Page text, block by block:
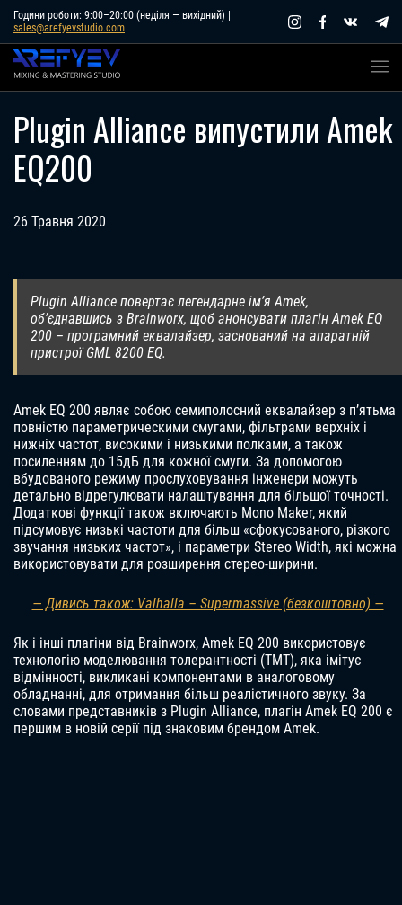
Skip
content
Години роботи: 9:00–20:00 (неділя — вихідний) |
sales@arefyevstudio.com
Plugin Alliance випустили Amek
EQ200
26 Травня 2020
Plugin Alliance повертає легендарне ім’я Amek,
об’єднавшись з Brainworx, щоб анонсувати плагін Amek EQ
200 – програмний еквалайзер, заснований на апаратній
пристрої GML 8200 EQ.
Amek EQ 200 являє собою семиполосний еквалайзер з п’ятьма
повністю параметрическими смугами, фільтрами верхніх і
нижніх частот, високими і низькими полками, а також
посиленням до 15дБ для кожної смуги. За допомогою
вбудованого режиму прослуховування інженери можуть
детально відрегулювати налаштування для більшої точності.
Додаткові функції також включають Mono Maker, який
підсумовує низькі частоти для більш «сфокусованого, різкого
звучання низьких частот», і параметри Stereo Width, які можна
використовувати для розширення стерео-ширини.
— Дивись також: Valhalla – Supermassive (безкоштовно) —
Як і інші плагіни від Brainworx, Amek EQ 200 використовує
технологію моделювання толерантності (TMT), яка імітує
відмінності, викликані компонентами в аналоговому
обладнанні, для отримання більш реалістичного звуку. За
словами представників з Plugin Alliance, плагін Amek EQ 200 є
першим в новій серії під знаковим брендом Amek.